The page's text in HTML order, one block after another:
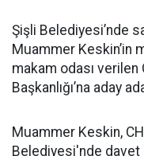
Şişli Belediyesi’nde
Muammer Keskin’in
makam odası verilen
Başkanlığı’na aday
Muammer Keskin,
Belediyesi'nde davet